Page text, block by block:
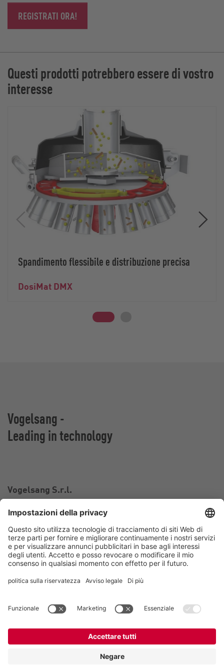
REGISTRATI ORA!
Questi prodotti potrebbero essere di vostro
interesse
Spandimento flessibile e distribuzione precisa
DosiMat DMX
Vogelsang -
Leading in technology
Vogelsang S.r.l.
26025 Pandino CR
Italia
Contatto
Email:
italy@vogelsang.info
Nota sulla tutela dei dati personali